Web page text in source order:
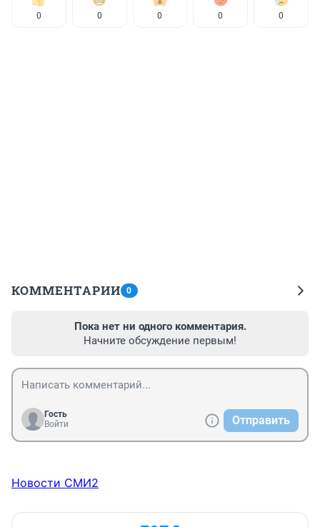
0 0 0 0 0
КОММЕНТАРИИ 0
Пока нет ни одного комментария.
Начните обсуждение первым!
Гость
Войти
Отправить
Новости СМИ2